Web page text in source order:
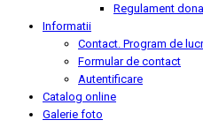
Regulament
Informatii
Contact. Program de
Formular de contact
Autentificare
Catalog online
Galerie foto